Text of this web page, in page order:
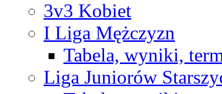
3v3 Kobiet
I Liga Mężczyzn
Tabela, wyniki,
Liga Juniorów